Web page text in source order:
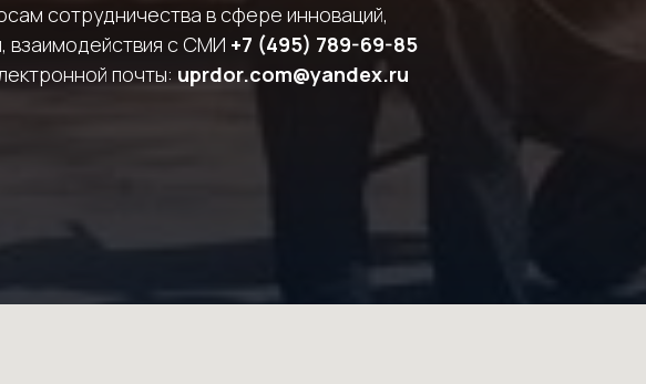
сотрудничества в сфере инноваций,
взаимодействия с СМИ +7 (495) 789-69-85
почты: uprdor.com@yandex.ru